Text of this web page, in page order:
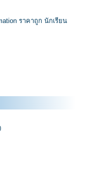
ราคาถูก นักเรียน